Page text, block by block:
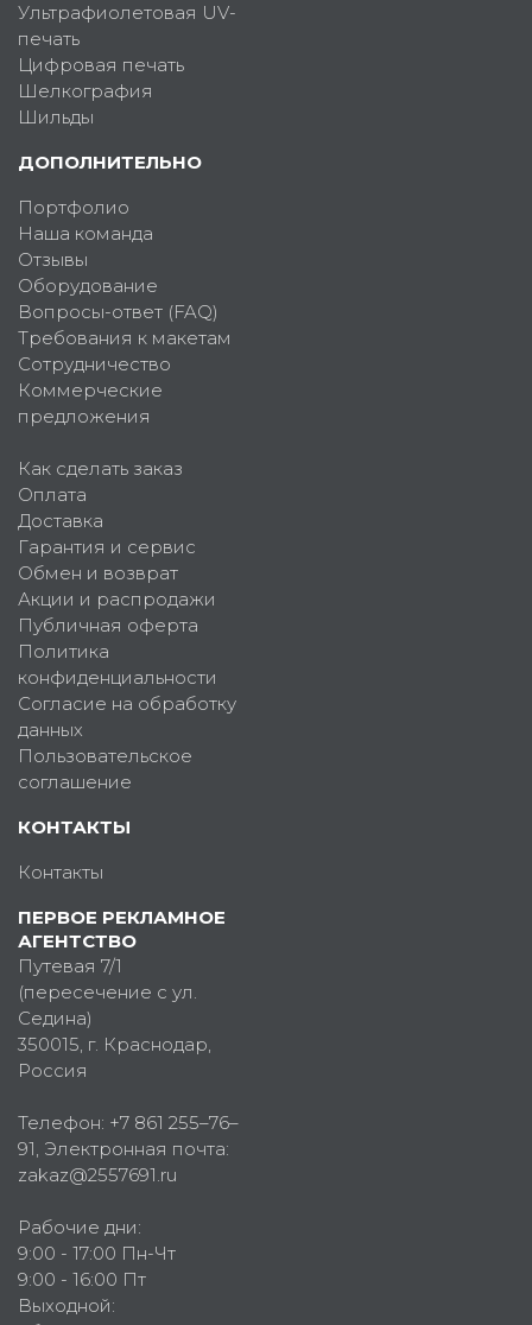
Ультрафиолетовая UV-
печать
Цифровая печать
Шелкография
Шильды
ДОПОЛНИТЕЛЬНО
Портфолио
Наша команда
Отзывы
Оборудование
Вопросы-ответ (FAQ)
Требования к макетам
Сотрудничество
Коммерческие
предложения
Как сделать заказ
Оплата
Доставка
Гарантия и сервис
Обмен и возврат
Акции и распродажи
Публичная оферта
Политика
конфиденциальности
Согласие на обработку
данных
Пользовательское
соглашение
КОНТАКТЫ
Контакты
ПЕРВОЕ РЕКЛАМНОЕ
АГЕНТСТВО
Путевая 7/1
(пересечение с ул.
Седина)
350015, г. Краснодар,
Россия
Телефон: +7 861 255–76–
91, Электронная почта:
zakaz@2557691.ru
Рабочие дни:
9:00 - 17:00 Пн-Чт
9:00 - 16:00 Пт
Выходной: